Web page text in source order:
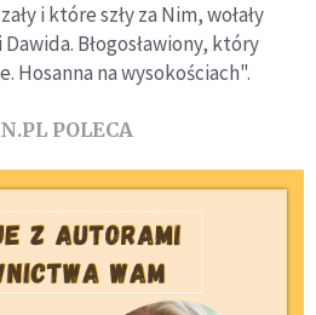
i które szły za Nim, wołały
Błogosławiony, który
Hosanna na wysokościach".
POLECA